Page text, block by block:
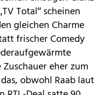
Total“ scheinen
gleichen Charme
frischer Comedy
eher zum
obwohl Raab laut